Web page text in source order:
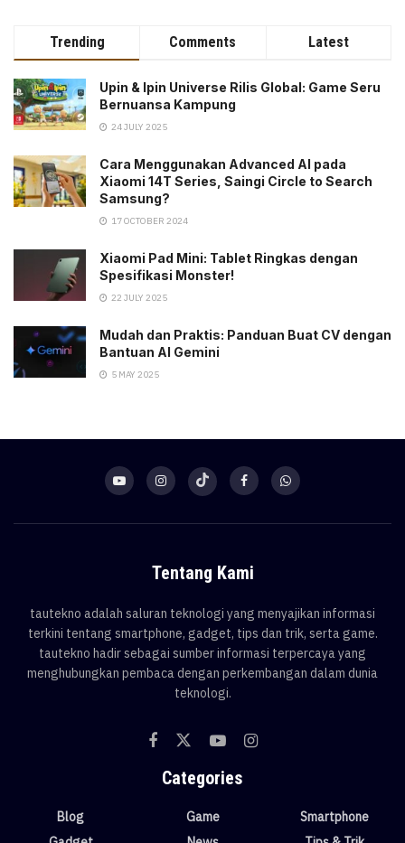
Trending Comments Latest
Upin & Ipin Universe Rilis Global: Game Seru
Bernuansa Kampung
24 JULY 2025
Cara Menggunakan Advanced AI pada
Xiaomi 14T Series, Saingi Circle to Search
Samsung?
17 OCTOBER 2024
Xiaomi Pad Mini: Tablet Ringkas dengan
Spesifikasi Monster!
22 JULY 2025
Mudah dan Praktis: Panduan Buat CV dengan
Bantuan AI Gemini
5 MAY 2025
Tentang Kami
tautekno adalah saluran teknologi yang menyajikan informasi
terkini tentang smartphone, gadget, tips dan trik, serta game.
tautekno hadir sebagai sumber informasi terpercaya yang
menghubungkan pembaca dengan perkembangan dalam dunia
teknologi.
Categories
Blog
Game
Smartphone